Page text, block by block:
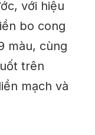
với hiệu
bo cong
màu, cùng
trên
mạch và